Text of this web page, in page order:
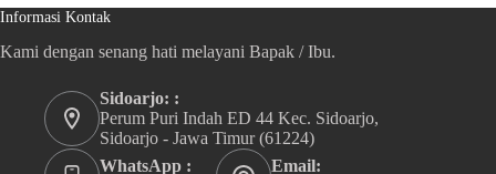
Informasi Kontak
Kami dengan senang hati melayani Bapak / Ibu.
Sidoarjo: :
Perum Puri Indah ED 44 Kec. Sidoarjo,
Sidoarjo - Jawa Timur (61224)
WhatsApp :
Email: